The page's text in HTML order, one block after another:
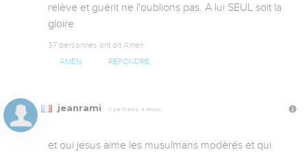
relève et guérit ne l'oublions pas. A lui SEUL soit la
gloire
37 personnes ont dit Amen
AMEN RÉPONDRE
jeanrami Il y a 11 ans, 4 mois
et oui jesus aime les musulmans modèrés et qui